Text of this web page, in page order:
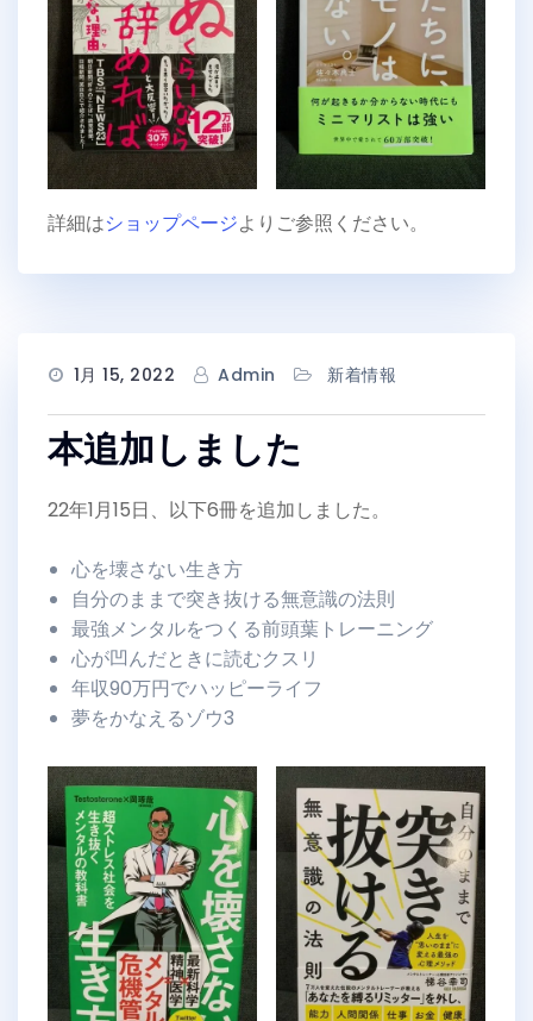
詳細はショップページよりご参照ください。
1月 15, 2022 Admin 新着情報
本追加しました
22年1月15日、以下6冊を追加しました。
心を壊さない生き方
自分のままで突き抜ける無意識の法則
最強メンタルをつくる前頭葉トレーニング
心が凹んだときに読むクスリ
年収90万円でハッピーライフ
夢をかなえるゾウ3